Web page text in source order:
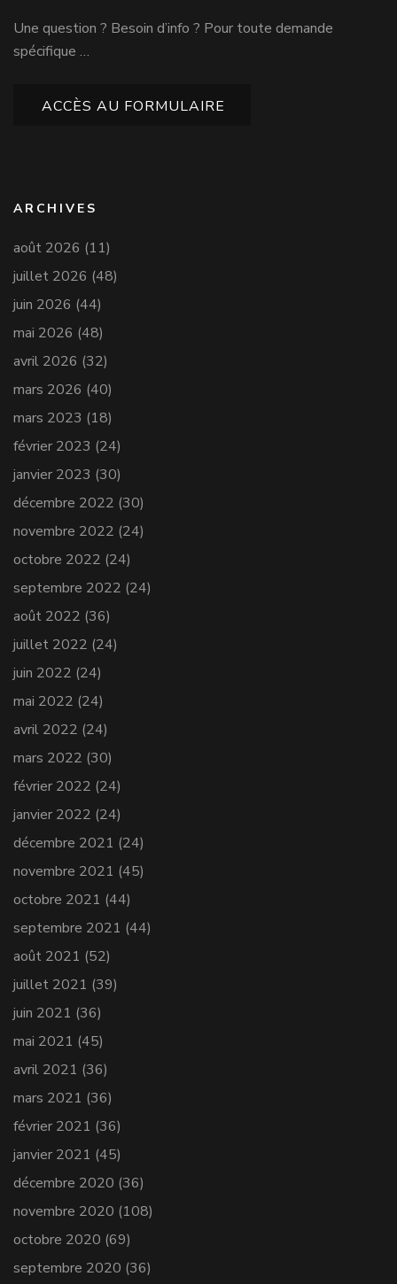
Une question ? Besoin d’info ? Pour toute demande
spécifique …
ACCÈS AU FORMULAIRE
ARCHIVES
août 2026 (11)
juillet 2026 (48)
juin 2026 (44)
mai 2026 (48)
avril 2026 (32)
mars 2026 (40)
mars 2023 (18)
février 2023 (24)
janvier 2023 (30)
décembre 2022 (30)
novembre 2022 (24)
octobre 2022 (24)
septembre 2022 (24)
août 2022 (36)
juillet 2022 (24)
juin 2022 (24)
mai 2022 (24)
avril 2022 (24)
mars 2022 (30)
février 2022 (24)
janvier 2022 (24)
décembre 2021 (24)
novembre 2021 (45)
octobre 2021 (44)
septembre 2021 (44)
août 2021 (52)
juillet 2021 (39)
juin 2021 (36)
mai 2021 (45)
avril 2021 (36)
mars 2021 (36)
février 2021 (36)
janvier 2021 (45)
décembre 2020 (36)
novembre 2020 (108)
octobre 2020 (69)
septembre 2020 (36)